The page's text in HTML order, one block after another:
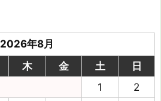
2026年8月
木 金 土
日
1
2